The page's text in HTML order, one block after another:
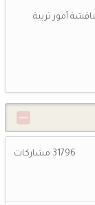
27 يونيو 8:12 ص
أمور تربية
31796 مشاركات